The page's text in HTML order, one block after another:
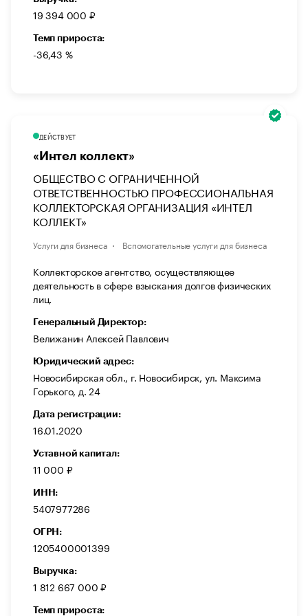
19 394 000 ₽
Темп прироста:
-36,43 %
ДЕЙСТВУЕТ
«Интел коллект»
ОБЩЕСТВО С ОГРАНИЧЕННОЙ
ОТВЕТСТВЕННОСТЬЮ ПРОФЕССИОНАЛЬНАЯ
КОЛЛЕКТОРСКАЯ ОРГАНИЗАЦИЯ «ИНТЕЛ
КОЛЛЕКТ»
Услуги для бизнеса Вспомогательные услуги для бизнеса
Коллекторское агентство, осуществляющее
деятельность в сфере взыскания долгов физических
лиц.
Генеральный Директор:
Велижанин Алексей Павлович
Юридический адрес:
Новосибирская обл., г. Новосибирск, ул. Максима
Горького, д. 24
Дата регистрации:
16.01.2020
Уставной капитал:
11 000 ₽
ИНН:
5407977286
ОГРН:
1205400001399
Выручка:
1 812 667 000 ₽
Темп прироста: